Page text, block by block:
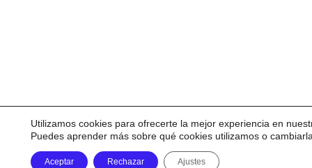
Utilizamos cookies para ofrecerte la mejor experiencia en
Puedes aprender más sobre qué cookies utilizamos o
Aceptar Rechazar Ajustes